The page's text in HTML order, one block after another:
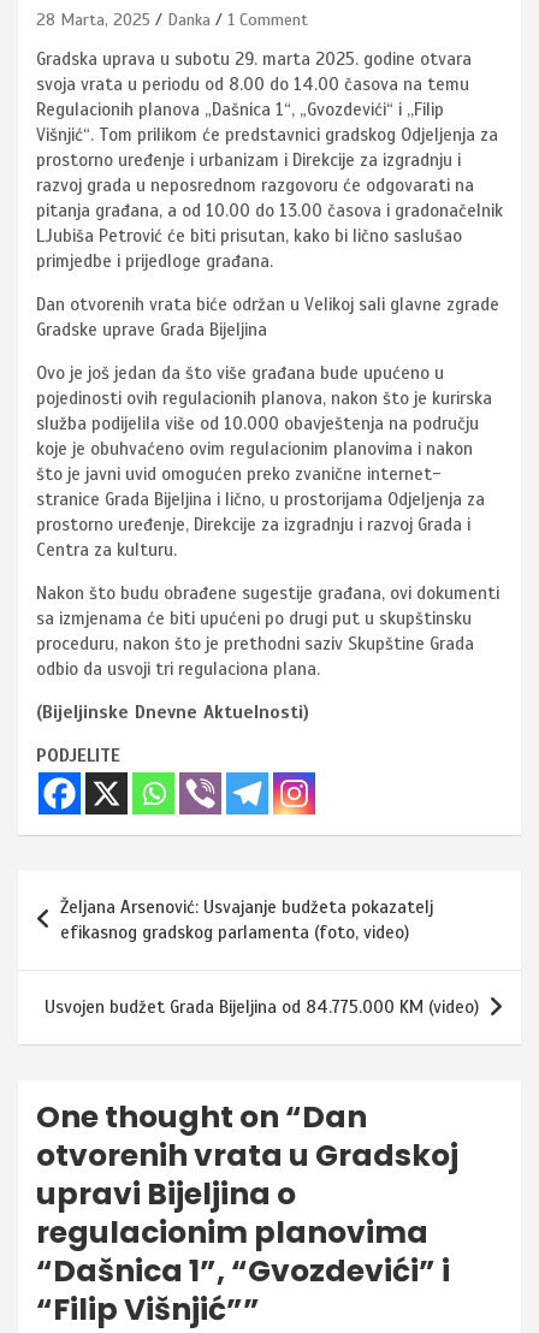
28 Marta, 2025 Danka 1 Comment
Gradska uprava u subotu 29. marta 2025. godine otvara
svoja vrata u periodu od 8.00 do 14.00 časova na temu
Regulacionih planova „Dašnica 1“, „Gvozdevići“ i ,,Filip
Višnjić“. Tom prilikom će predstavnici gradskog Odjeljenja za
prostorno uređenje i urbanizam i Direkcije za izgradnju i
razvoj grada u neposrednom razgovoru će odgovarati na
pitanja građana, a od 10.00 do 13.00 časova i gradonačelnik
LJubiša Petrović će biti prisutan, kako bi lično saslušao
primjedbe i prijedloge građana.
Dan otvorenih vrata biće održan u Velikoj sali glavne zgrade
Gradske uprave Grada Bijeljina
Ovo je još jedan da što više građana bude upućeno u
pojedinosti ovih regulacionih planova, nakon što je kurirska
služba podijelila više od 10.000 obavještenja na području
koje je obuhvaćeno ovim regulacionim planovima i nakon
što je javni uvid omogućen preko zvanične internet-
stranice Grada Bijeljina i lično, u prostorijama Odjeljenja za
prostorno uređenje, Direkcije za izgradnju i razvoj Grada i
Centra za kulturu.
Nakon što budu obrađene sugestije građana, ovi dokumenti
sa izmjenama će biti upućeni po drugi put u skupštinsku
proceduru, nakon što je prethodni saziv Skupštine Grada
odbio da usvoji tri regulaciona plana.
(Bijeljinske Dnevne Aktuelnosti)
PODJELITE
Navigacija
članaka
Željana Arsenović: Usvajanje budžeta pokazatelj
efikasnog gradskog parlamenta (foto, video)
Usvojen budžet Grada Bijeljina od 84.775.000 KM (video)
One thought on “Dan
otvorenih vrata u Gradskoj
upravi Bijeljina o
regulacionim planovima
“Dašnica 1”, “Gvozdevići” i
“Filip Višnjić””